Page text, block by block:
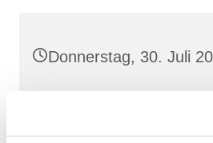
Donnerstag, 30. Juli
Maria Meeresstern,